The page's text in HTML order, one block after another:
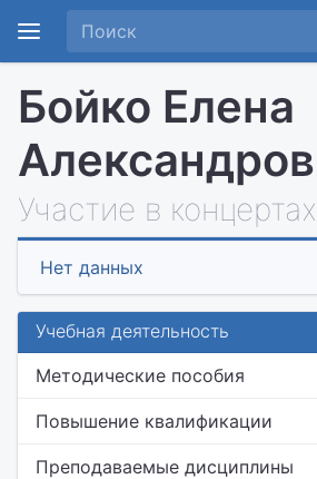
Бойко Елена
Участие в концертах
Нет данных
Учебная деятельность
Методические пособия
Повышение квалификации
Преподаваемые дисциплины